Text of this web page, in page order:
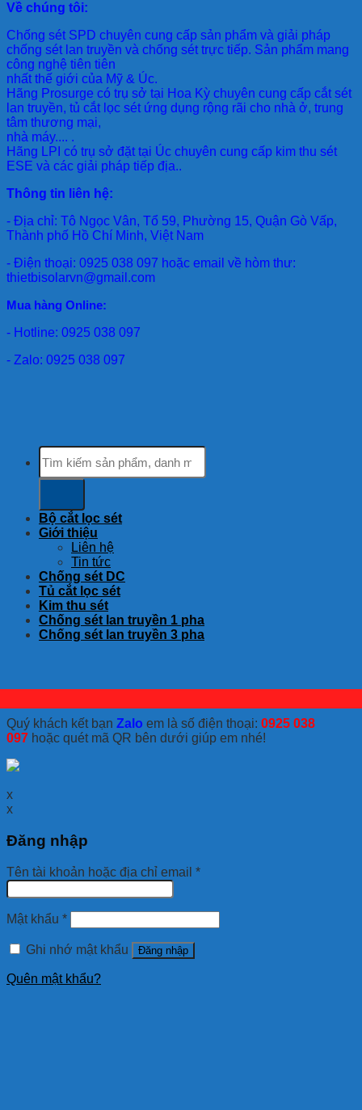
Về chúng tôi:
Chống sét SPD chuyên cung cấp sản phẩm và giải pháp
chống sét lan truyền và chống sét trực tiếp. Sản phẩm mang
công nghệ tiên tiên
nhất thế giới của Mỹ & Úc.
Hãng Prosurge có trụ sở tại Hoa Kỳ chuyên cung cấp cắt sét
lan truyền, tủ cắt lọc sét ứng dụng rộng rãi cho nhà ở, trung
tâm thương mại,
nhà máy.... .
Hãng LPI có trụ sở đặt tại Úc chuyên cung cấp kim thu sét
ESE và các giải pháp tiếp địa..
Thông tin liên hệ:
- Địa chỉ: Tô Ngọc Vân, Tổ 59, Phường 15, Quận Gò Vấp,
Thành phố Hồ Chí Minh, Việt Nam
- Điện thoại: 0925 038 097 hoặc email về hòm thư:
thietbisolarvn@gmail.com
Mua hàng Online:
- Hotline: 0925 038 097
- Zalo: 0925 038 097
Tìm
kiếm:
Bộ cắt lọc sét
Giới thiệu
Liên hệ
Tin tức
Chống sét DC
Tủ cắt lọc sét
Kim thu sét
Chống sét lan truyền 1 pha
Chống sét lan truyền 3 pha
Quý khách kết bạn Zalo em là số điện thoại: 0925 038
097 hoặc quét mã QR bên dưới giúp em nhé!
x
x
Đăng nhập
Tên tài khoản hoặc địa chỉ email *
Mật khẩu *
Ghi nhớ mật khẩu Đăng nhập
Quên mật khẩu?